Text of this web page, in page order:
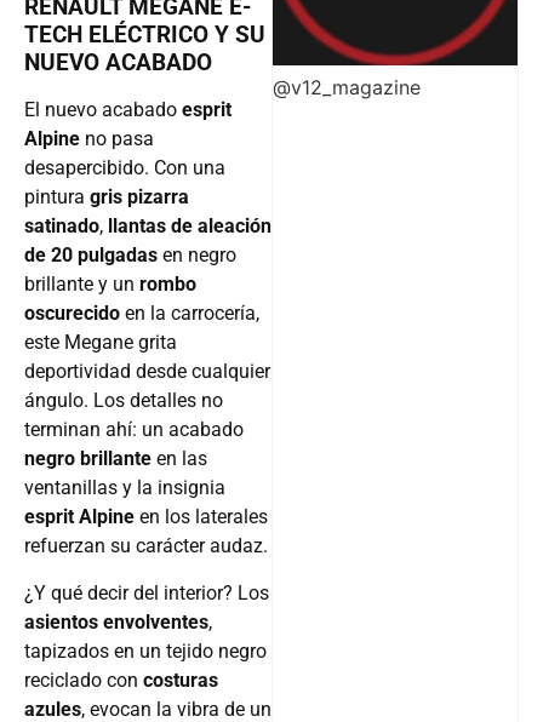
RENAULT MEGANE E-
TECH ELÉCTRICO Y SU
NUEVO ACABADO
El nuevo acabado esprit
Alpine no pasa
desapercibido. Con una
pintura gris pizarra
satinado,
llantas de aleación
de 20 pulgadas en negro
brillante y un rombo
oscurecido en la carrocería,
este Megane grita
deportividad desde cualquier
ángulo. Los detalles no
terminan ahí: un acabado
negro brillante en las
ventanillas y la insignia
esprit Alpine en los laterales
refuerzan su carácter audaz.
¿Y qué decir del interior? Los
asientos envolventes,
tapizados en un tejido negro
reciclado con costuras
azules, evocan la vibra de un
@v12_magazine